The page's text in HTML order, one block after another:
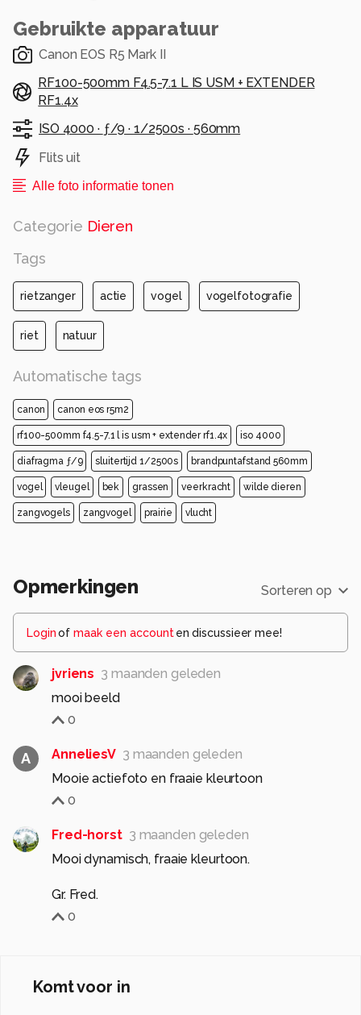
Gebruikte apparatuur
Canon EOS R5 Mark II
RF100-500mm F4.5-7.1 L IS USM + EXTENDER
RF1.4x
ISO 4000 · ƒ/9 · 1/2500s · 560mm
Flits uit
Alle foto informatie tonen
Categorie Dieren
Tags
rietzanger actie vogel vogelfotografie
riet natuur
Automatische tags
canon canon eos r5m2
rf100-500mm f4.5-7.1 l is usm + extender rf1.4x iso 4000
diafragma ƒ/9 sluitertijd 1/2500s brandpuntafstand 560mm
vogel vleugel bek grassen veerkracht wilde dieren
zangvogels zangvogel prairie vlucht
Opmerkingen Sorteren op
Loginof maak een account en discussieer mee!
jvriens 3 maanden geleden
mooi beeld
0
A AnneliesV 3 maanden geleden
Mooie actiefoto en fraaie kleurtoon
0
Fred-horst 3 maanden geleden
Mooi dynamisch, fraaie kleurtoon.
0
Komt voor in